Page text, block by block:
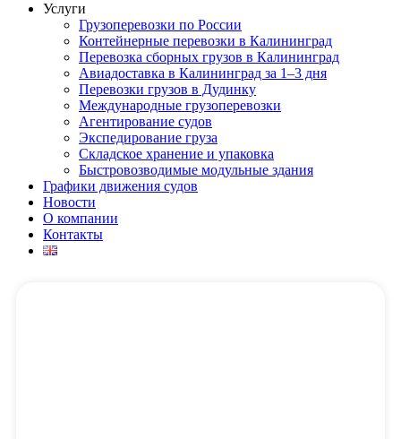
Услуги
Грузоперевозки по России
Контейнерные перевозки в Калининград
Перевозка сборных грузов в Калининград
Авиадоставка в Калининград за 1–3 дня
Перевозки грузов в Дудинку
Международные грузоперевозки
Агентирование судов
Экспедирование груза
Складское хранение и упаковка
Быстровозводимые модульные здания
Графики движения судов
Новости
О компании
Контакты